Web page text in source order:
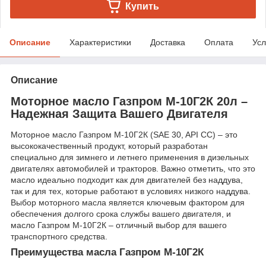
Купить
Описание Характеристики Доставка Оплата
Описание
Моторное масло Газпром М-10Г2К 20л –
Надежная Защита Вашего Двигателя
Моторное масло Газпром М-10Г2К (SAE 30, API CC) – это
высококачественный продукт, который разработан
специально для зимнего и летнего применения в дизельных
двигателях автомобилей и тракторов. Важно отметить, что это
масло идеально подходит как для двигателей без наддува,
так и для тех, которые работают в условиях низкого наддува.
Выбор моторного масла является ключевым фактором для
обеспечения долгого срока службы вашего двигателя, и
масло Газпром М-10Г2К – отличный выбор для вашего
транспортного средства.
Преимущества масла Газпром М-10Г2К